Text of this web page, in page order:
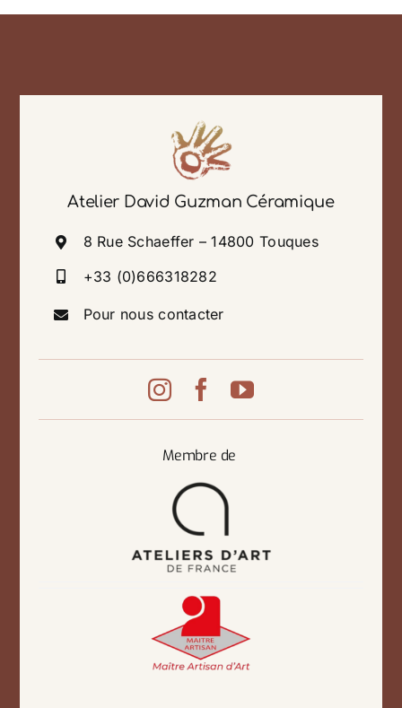
Atelier David Guzman Céramique
8 Rue Schaeffer – 14800 Touques
+33 (0)666318282
Pour nous contacter
Membre de